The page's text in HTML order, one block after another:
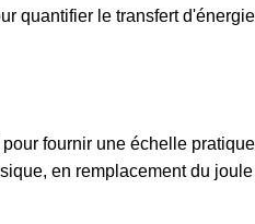
quantifier le transfert
fournir une échelle
en remplacement du